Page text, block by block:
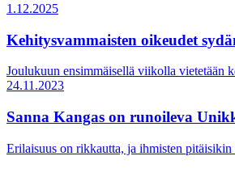
1.12.2025
Kehitysvammaisten oikeudet
Joulukuun ensimmäisellä viikolla vietetään
24.11.2023
Sanna Kangas on runoileva
Erilaisuus on rikkautta, ja ihmisten pitäisikin